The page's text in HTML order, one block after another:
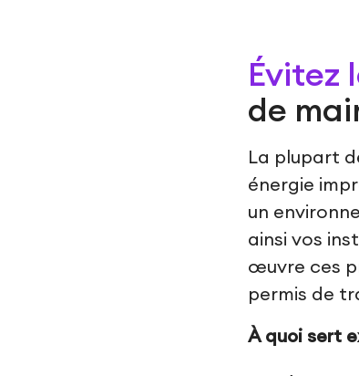
Évitez
de
La plupart
énergie
un
ainsi vos
œuvre ces
permis de
À quoi sert